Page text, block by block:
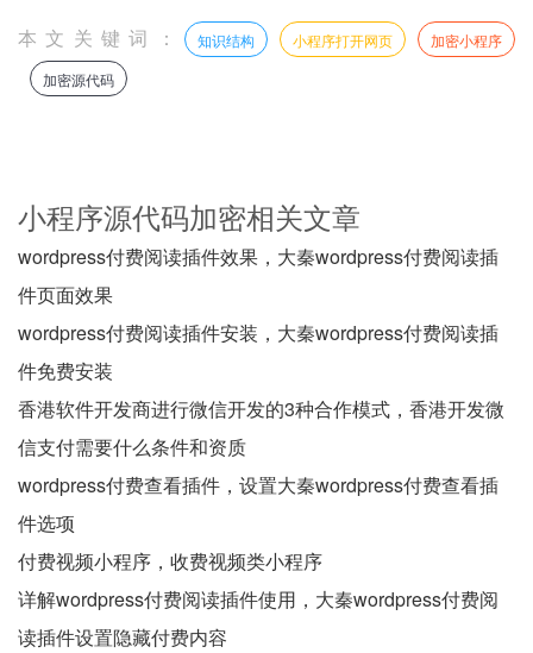
本文关键词： 知识结构 小程序打开网页
加密小程序
加密源代码
小程序源代码加密相关文章
wordpress付费阅读插件效果，大秦wordpress付费阅读插
件页面效果
wordpress付费阅读插件安装，大秦wordpress付费阅读插
件免费安装
香港软件开发商进行微信开发的3种合作模式，香港开发微
信支付需要什么条件和资质
wordpress付费查看插件，设置大秦wordpress付费查看插
件选项
付费视频小程序，收费视频类小程序
详解wordpress付费阅读插件使用，大秦wordpress付费阅
读插件设置隐藏付费内容